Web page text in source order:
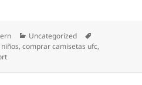
Categorías
Uncategorized
,comprar camisetas ufc,